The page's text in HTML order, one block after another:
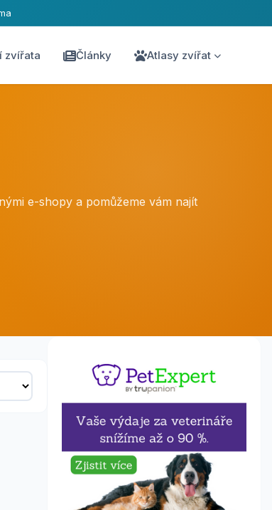
zvířata Články Atlasy zvířat
e-shopy a pomůžeme vám najít